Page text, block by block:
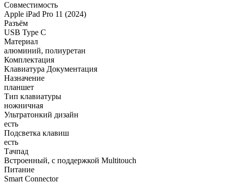
Совместимость
Apple iPad Pro 11 (2024)
Разъём
USB Type C
Материал
алюминий, полиуретан
Комплектация
Клавиатура Документация
Назначение
планшет
Тип клавиатуры
ножничная
Ультратонкий дизайн
есть
Подсветка клавиш
есть
Тачпад
Встроенный, с поддержкой Multitouch
Питание
Smart Connector